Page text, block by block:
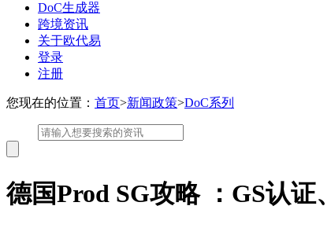
DoC生成器
跨境资讯
关于欧代易
登录
注册
您现在的位置： 首页>新闻政策>DoC系列
德国Prod SG攻略 ：GS认证